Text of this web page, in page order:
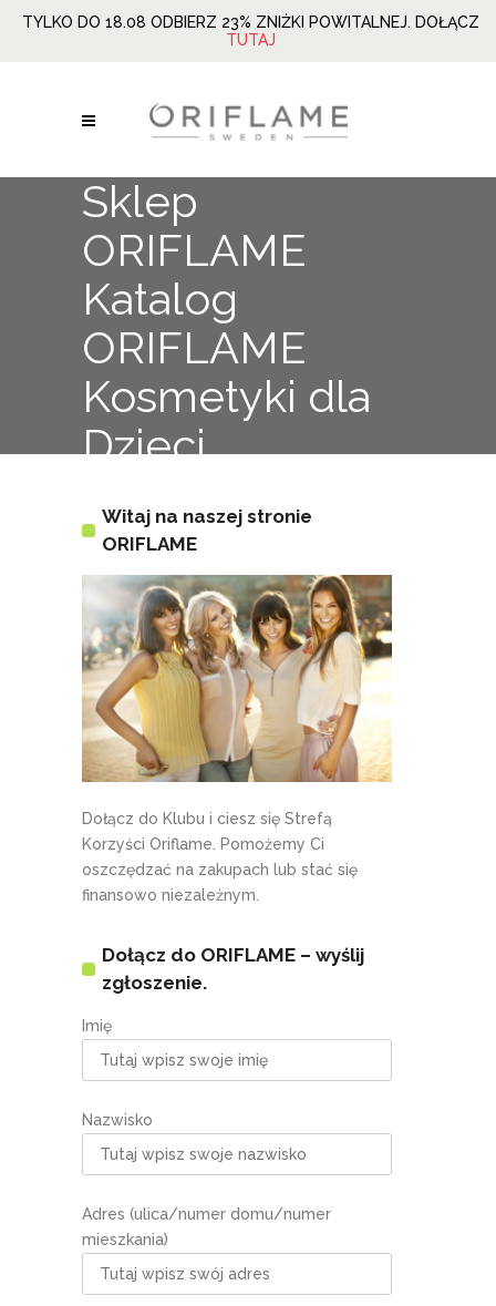
TYLKO DO 18.08 ODBIERZ 23% ZNIŻKI POWITALNEJ. DOŁĄCZ
TUTAJ
Sklep
ORIFLAME
Katalog
ORIFLAME
Kosmetyki dla
Dzieci
Witaj na naszej stronie
ORIFLAME
Dołącz do Klubu i ciesz się Strefą
Korzyści Oriflame. Pomożemy Ci
oszczędzać na zakupach lub stać się
finansowo niezależnym.
Dołącz do ORIFLAME – wyślij
zgłoszenie.
Imię
Nazwisko
Adres (ulica/numer domu/numer
mieszkania)